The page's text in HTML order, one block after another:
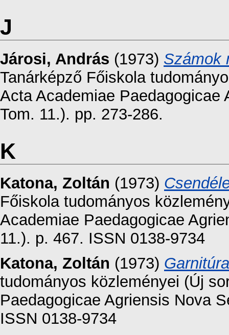
J
Járosi, András (1973) Számok
Tanárképző Főiskola
Acta Academiae
Tom. 11.). pp. 273-286.
K
Katona, Zoltán (1973)
Főiskola tudományos
Academiae Paedagogicae
11.). p. 467. ISSN 0138-9734
Katona, Zoltán (1973) Garnitúra
tudományos közleményei (Új
Paedagogicae Agriensis Nova
ISSN 0138-9734